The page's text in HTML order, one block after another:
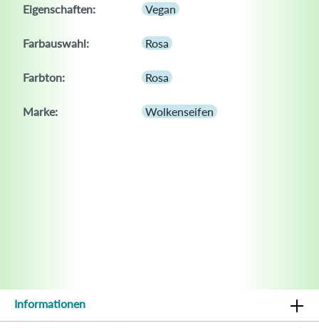
Eigenschaften: Vegan
Farbauswahl: Rosa
Farbton: Rosa
Marke: Wolkenseifen
Informationen